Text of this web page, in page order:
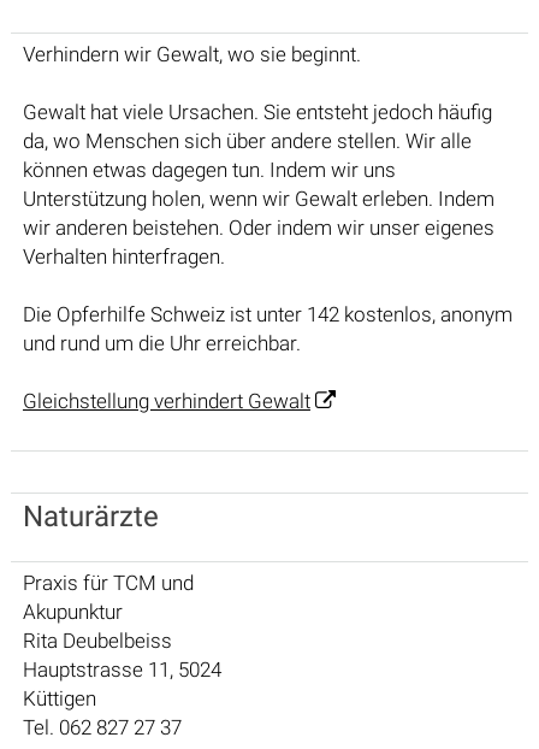
Verhindern wir Gewalt, wo sie beginnt.
Gewalt hat viele Ursachen. Sie entsteht jedoch häufig
da, wo Menschen sich über andere stellen. Wir alle
können etwas dagegen tun. Indem wir uns
Unterstützung holen, wenn wir Gewalt erleben. Indem
wir anderen beistehen. Oder indem wir unser eigenes
Verhalten hinterfragen.
Die Opferhilfe Schweiz ist unter 142 kostenlos, anonym
und rund um die Uhr erreichbar.
Gleichstellung verhindert Gewalt
Naturärzte
Praxis für TCM und
Akupunktur
Rita Deubelbeiss
Hauptstrasse 11, 5024
Küttigen
Tel. 062 827 27 37